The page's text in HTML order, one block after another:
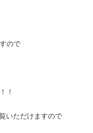
ので
！
いただけますので